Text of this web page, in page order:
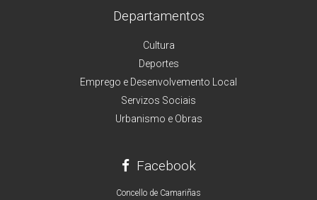
Departamentos
Cultura
Deportes
Emprego e Desenvolvemento Local
Servizos Sociais
Urbanismo e Obras
Facebook
Concello de Camariñas